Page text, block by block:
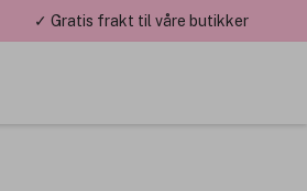
✓ Gratis frakt til våre butikker